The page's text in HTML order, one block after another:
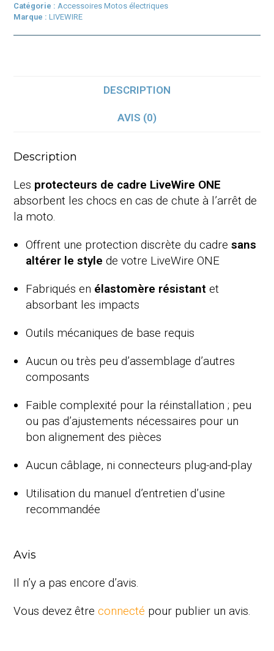
One
Catégorie : Accessoires Motos électriques
Marque :LIVEWIRE
DESCRIPTION
AVIS (0)
Description
Les protecteurs de cadre LiveWire ONE
absorbent les chocs en cas de chute à l’arrêt de
la moto.
Offrent une protection discrète du cadresans
altérer le style de votre LiveWire ONE
Fabriqués en élastomère résistant et
absorbant les impacts
Outils mécaniques de base requis
Aucun ou très peu d’assemblage d’autres
composants
Faible complexité pour la réinstallation ; peu
ou pas d’ajustements nécessaires pour un
bon alignement des pièces
Aucun câblage, ni connecteurs plug-and-play
Utilisation du manuel d’entretien d’usine
recommandée
Avis
Il n’y a pas encore d’avis.
Vous devez êtreconnecté pour publier un avis.